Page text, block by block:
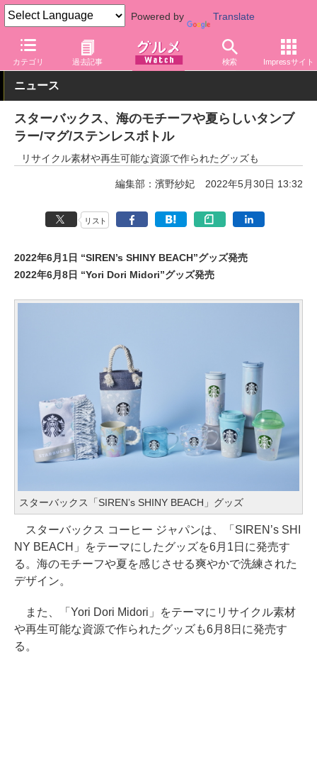
Powered by Translate
カテゴリ 過去記事 検索 Impressサイト
グルメ Watch 店舗 カフェ スターバックス
ニュース
スターバックス、海のモチーフや夏らしいタンブ
ラー/マグ/ステンレスボトル
リサイクル素材や再生可能な資源で作られたグッズも
編集部：濱野紗妃 2022年5月30日 13:32
リスト
2022年6月1日 “SIREN’s SHINY BEACH”グッズ発売
2022年6月8日 “Yori Dori Midori”グッズ発売
スターバックス「SIREN’s SHINY BEACH」グッズ
スターバックス コーヒー ジャパンは、「SIREN’s SHI
NY BEACH」をテーマにしたグッズを6月1日に発売す
る。海のモチーフや夏を感じさせる爽やかで洗練された
デザイン。
また、「Yori Dori Midori」をテーマにリサイクル素材
や再生可能な資源で作られたグッズも6月8日に発売す
る。